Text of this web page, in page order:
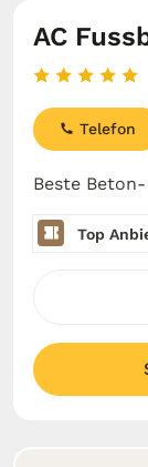
AC
Beste
Telefon
Top